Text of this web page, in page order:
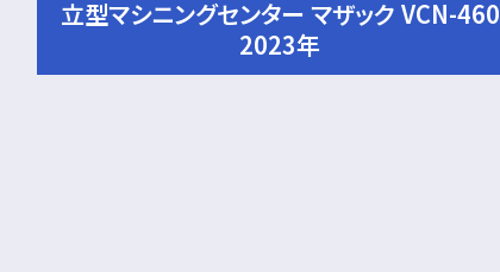
立型マシニングセンター マザック VCN-460
2023年